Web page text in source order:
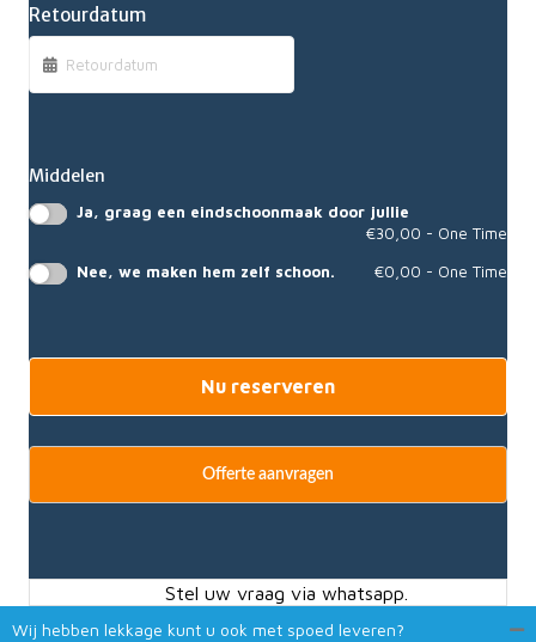
Retourdatum
Middelen
Ja, graag een eindschoonmaak door jullie
€30,00 - One Time
Nee, we maken hem zelf schoon.
€0,00 - One Time
Nu reserveren
Offerte aanvragen
Stel uw vraag via whatsapp.
Wij hebben lekkage kunt u ook met spoed leveren?